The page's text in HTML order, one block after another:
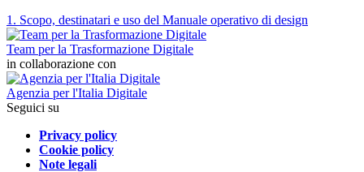
1. Scopo, destinatari e uso del Manuale operativo di design
Team per la Trasformazione Digitale
in collaborazione con
Agenzia per l'Italia Digitale
Seguici su
Privacy policy
Cookie policy
Note legali